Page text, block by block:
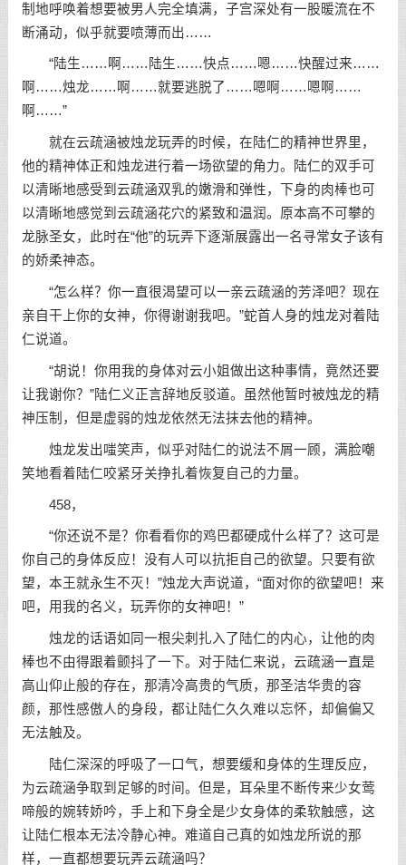
制地呼唤着想要被男人完全填满，子宫深处有一股暖流在不
断涌动，似乎就要喷薄而出……
“陆生……啊……陆生……快点……嗯……快醒过来……
啊……烛龙……啊……就要逃脱了……嗯啊……嗯啊……
啊……”
就在云疏涵被烛龙玩弄的时候，在陆仁的精神世界里，
他的精神体正和烛龙进行着一场欲望的角力。陆仁的双手可
以清晰地感受到云疏涵双乳的嫩滑和弹性，下身的肉棒也可
以清晰地感觉到云疏涵花穴的紧致和温润。原本高不可攀的
龙脉圣女，此时在“他”的玩弄下逐渐展露出一名寻常女子该有
的娇柔神态。
“怎么样？你一直很渴望可以一亲云疏涵的芳泽吧？现在
亲自干上你的女神，你得谢谢我吧。”蛇首人身的烛龙对着陆
仁说道。
“胡说！你用我的身体对云小姐做出这种事情，竟然还要
让我谢你？”陆仁义正言辞地反驳道。虽然他暂时被烛龙的精
神压制，但是虚弱的烛龙依然无法抹去他的精神。
烛龙发出嗤笑声，似乎对陆仁的说法不屑一顾，满脸嘲
笑地看着陆仁咬紧牙关挣扎着恢复自己的力量。
458，
“你还说不是？你看看你的鸡巴都硬成什么样了？这可是
你自己的身体反应！没有人可以抗拒自己的欲望。只要有欲
望，本王就永生不灭！”烛龙大声说道，“面对你的欲望吧！来
吧，用我的名义，玩弄你的女神吧！”
烛龙的话语如同一根尖刺扎入了陆仁的内心，让他的肉
棒也不由得跟着颤抖了一下。对于陆仁来说，云疏涵一直是
高山仰止般的存在，那清冷高贵的气质，那圣洁华贵的容
颜，那性感傲人的身段，都让陆仁久久难以忘怀，却偏偏又
无法触及。
陆仁深深的呼吸了一口气，想要缓和身体的生理反应，
为云疏涵争取到足够的时间。但是，耳朵里不断传来少女莺
啼般的婉转娇吟，手上和下身全是少女身体的柔软触感，这
让陆仁根本无法冷静心神。难道自己真的如烛龙所说的那
样，一直都想要玩弄云疏涵吗？